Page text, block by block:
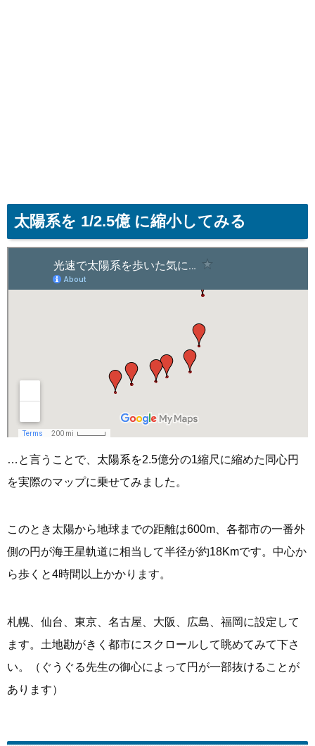
太陽系を 1/2.5億 に縮小してみる
…と言うことで、太陽系を2.5億分の1縮尺に縮めた同心円
を実際のマップに乗せてみました。
このとき太陽から地球までの距離は600m、各都市の一番外
側の円が海王星軌道に相当して半径が約18Kmです。中心か
ら歩くと4時間以上かかります。
札幌、仙台、東京、名古屋、大阪、広島、福岡に設定して
ます。土地勘がきく都市にスクロールして眺めてみて下さ
い。（ぐうぐる先生の御心によって円が一部抜けることが
あります）